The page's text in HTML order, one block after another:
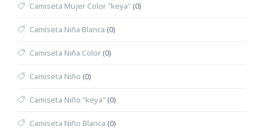
Camiseta Mujer Color "keya"(0)
Camiseta Niña Blanca (0)
Camiseta Niña Color(0)
Camiseta Niño (0)
Camiseta Niño "keya"(0)
Camiseta Niño Blanca (0)